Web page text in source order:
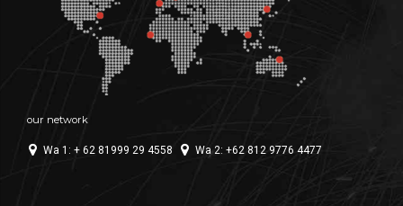
our network
Wa 1: + 62 81999 29 4558 Wa 2: +62 812 9776 4477